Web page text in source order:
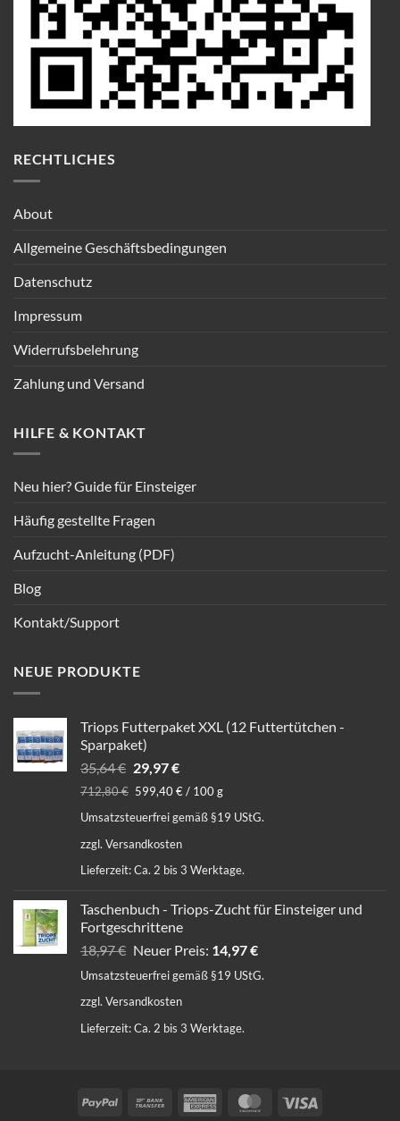
RECHTLICHES
About
Allgemeine Geschäftsbedingungen
Datenschutz
Impressum
Widerrufsbelehrung
Zahlung und Versand
HILFE & KONTAKT
Neu hier? Guide für Einsteiger
Häufig gestellte Fragen
Aufzucht-Anleitung (PDF)
Blog
Kontakt/Support
NEUE PRODUKTE
Triops Futterpaket XXL (12 Futtertütchen -
Sparpaket)
35,64€ Ursprünglicher
Preis
35,64 €
29,97€Aktueller
Preis
29,97 €.
712,80€ 599,40€/ 100g
Umsatzsteuerfrei gemäß §19 UStG.
zzgl. Versandkosten
Lieferzeit:Ca. 2 bis 3 Werktage.
Taschenbuch - Triops-Zucht für Einsteiger und
Fortgeschrittene
18,97€ Ursprünglicher
Preis
18,97 €
Neuer Preis: 14,97€Aktueller
Preis
Umsatzsteuerfrei gemäß §19 UStG.
zzgl. Versandkosten
Lieferzeit:Ca. 2 bis 3 Werktage.
PayPal
Bank
American
MasterCard